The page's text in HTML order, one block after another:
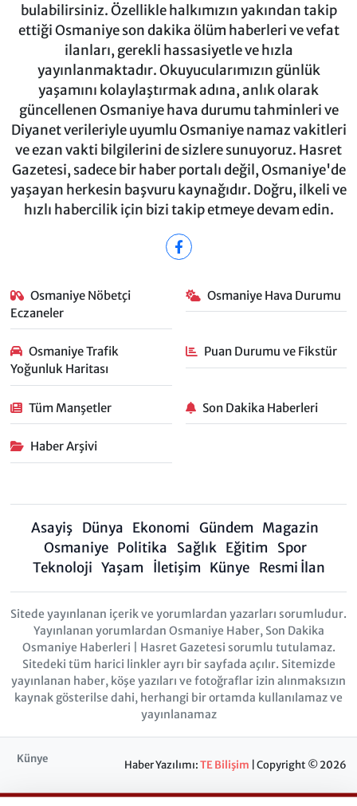
bulabilirsiniz. Özellikle halkımızın yakından takip
ettiği Osmaniye son dakika ölüm haberleri ve vefat
ilanları, gerekli hassasiyetle ve hızla
yayınlanmaktadır. Okuyucularımızın günlük
yaşamını kolaylaştırmak adına, anlık olarak
güncellenen Osmaniye hava durumu tahminleri ve
Diyanet verileriyle uyumlu Osmaniye namaz vakitleri
ve ezan vakti bilgilerini de sizlere sunuyoruz. Hasret
Gazetesi, sadece bir haber portalı değil, Osmaniye'de
yaşayan herkesin başvuru kaynağıdır. Doğru, ilkeli ve
hızlı habercilik için bizi takip etmeye devam edin.
Osmaniye Nöbetçi
Eczaneler
Osmaniye Hava Durumu
Osmaniye Trafik
Yoğunluk Haritası
Puan Durumu ve Fikstür
Tüm Manşetler Son Dakika Haberleri
Haber Arşivi
Asayiş Dünya Ekonomi Gündem Magazin
Osmaniye Politika Sağlık Eğitim
Spor
Teknoloji Yaşam İletişim Künye Resmi İlan
Sitede yayınlanan içerik ve yorumlardan yazarları sorumludur.
Yayınlanan yorumlardan Osmaniye Haber, Son Dakika
Osmaniye Haberleri | Hasret Gazetesi sorumlu tutulamaz.
Sitedeki tüm harici linkler ayrı bir sayfada açılır. Sitemizde
yayınlanan haber, köşe yazıları ve fotoğraflar izin alınmaksızın
kaynak gösterilse dahi, herhangi bir ortamda kullanılamaz ve
yayınlanamaz
Künye Haber Yazılımı:TE Bilişim | Copyright © 2026